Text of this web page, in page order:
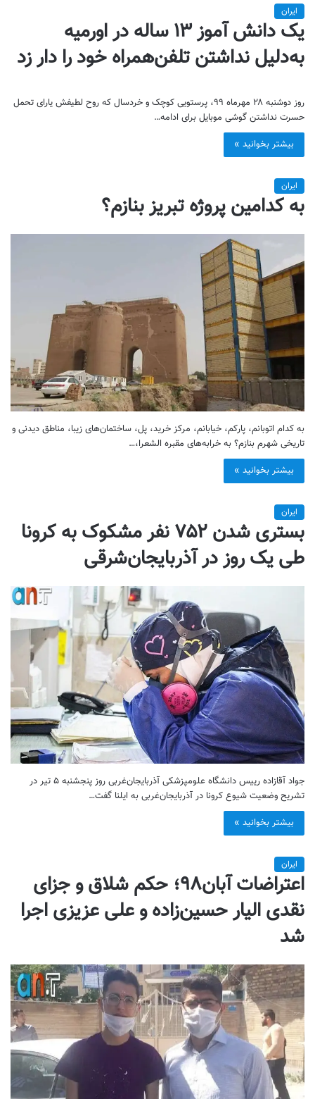
ایران
یک دانش آموز ۱۳ ساله در اورمیه
به‌دلیل نداشتن تلفن‌همراه خود را دار زد
روز دوشنبه ۲۸ مهرماه ۹۹، پرستویی کوچک و خردسال که روح لطیفش یارای تحمل
حسرت نداشتن گوشی موبایل برای ادامه…
بیشتر بخوانید »
ایران
به کدامین پروژه تبریز بنازم؟
به کدام اتوبانم، پارکم، خیابانم، مرکز خرید، پل، ساختمان‌های زیبا، مناطق دیدنی و
تاریخی شهرم بنازم؟ به خرابه‌های مقبره الشعرا،…
بیشتر بخوانید »
ایران
بستری شدن ۷۵۲ نفر مشکوک به کرونا
طی یک روز در آذربایجان‌شرقی
جواد آقازاده رییس دانشگاه علومپزشکی آذربایجان‌غربی روز پنجشنبه ۵ تیر در
تشریح وضعیت شیوع کرونا در آذربایجان‌غربی به ایلنا گفت…
بیشتر بخوانید »
ایران
اعتراضات آبان۹۸؛ حکم شلاق و جزای
نقدی الیار حسین‌زاده و علی عزیزی اجرا
شد